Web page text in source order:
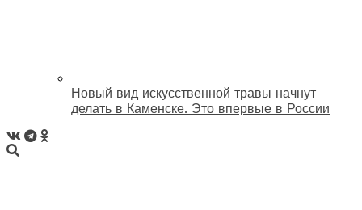
Новый вид искусственной травы начнут
делать в Каменске. Это впервые в России